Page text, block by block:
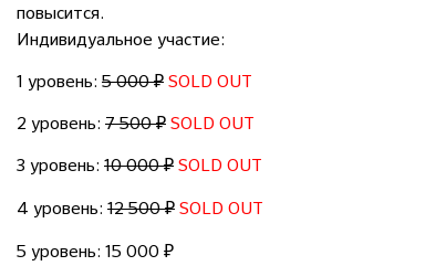
повысится.
Индивидуальное участие:
1 уровень: 5 000 ₽SOLD OUT
2 уровень: 7 500₽SOLD OUT
3 уровень: 10 000 ₽SOLD OUT
4 уровень: 12 500 ₽SOLD OUT
5 уровень: 15 000 ₽